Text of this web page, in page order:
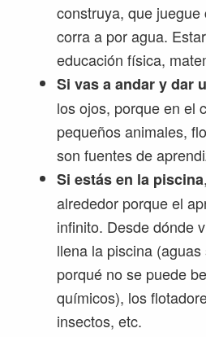
construya, que
corra a por agua.
educación física,
Si vas a andar y dar
los ojos, porque en el
pequeños animales,
son fuentes de
Si estás en la piscina
alrededor porque el
infinito. Desde dónde
llena la piscina
porqué no se puede
químicos), los
insectos, etc.